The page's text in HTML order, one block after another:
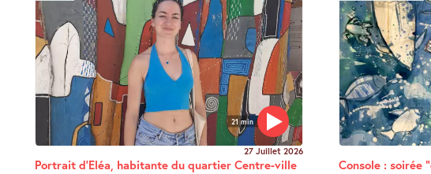
21 min
27 Juillet 2026
Portrait d’Eléa, habitante du quartier Centre-ville Console : soirée